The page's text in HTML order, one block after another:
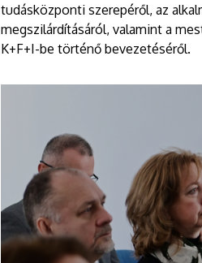
tudásközponti szerepéről, az
megszilárdításáról, valamint a
K+F+I-be történő bevezetéséről.